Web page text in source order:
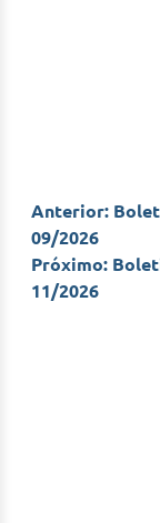
de
Post
Anterior:
09/2026
Próximo:
11/2026